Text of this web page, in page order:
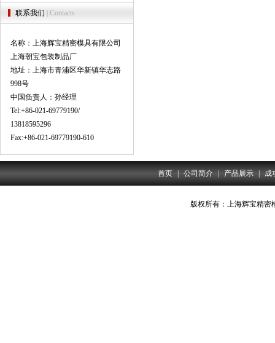
联系我们 | Contacts
名称：上海辉宝精密模具有限公司
上海朝宝包装制品厂
地址：上海市青浦区华新镇华志路
998号
中国负责人：孙经理
Tel:+86-021-69779190/
13818595296
Fax:+86-021-69779190-610
首页 公司简介 产品展示 成
版权所有：上海辉宝精密